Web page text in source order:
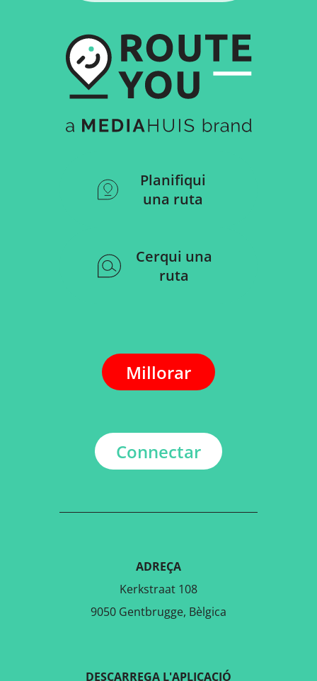
Planifiqui
una ruta
Cerqui una
ruta
Millorar
Connectar
ADREÇA
Kerkstraat 108
9050 Gentbrugge, Bèlgica
DESCARREGA L'APLICACIÓ